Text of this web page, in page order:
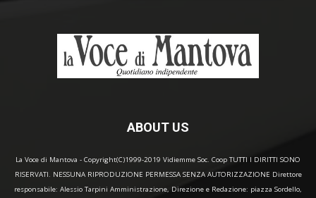
ABOUT US
La Voce di Mantova - Copyright(C)1999-2019 Vidiemme Soc. Coop TUTTI I DIRITTI SONO
RISERVATI. NESSUNA RIPRODUZIONE PERMESSA SENZA AUTORIZZAZIONE Direttore
responsabile: Alessio Tarpini Amministrazione, Direzione e Redazione: piazza Sordello,